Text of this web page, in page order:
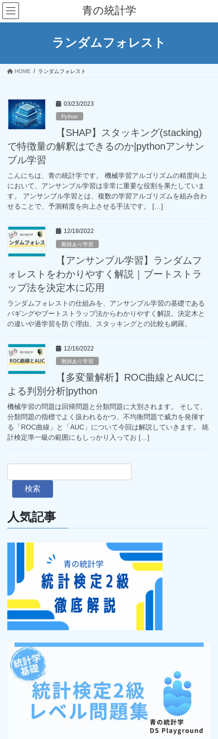
コ
ン
テ
ス
ナ
ビ
ゲ
ン
青の統計学
ランダムフォレスト
HOME ランダムフォレスト
03/23/2023
Python
【SHAP】スタッキング(stacking)
で特徴量の解釈はできるのか|pythonアンサン
ブル学習
こんにちは、青の統計学です。 機械学習アルゴリズムの精度向上
において、アンサンブル学習は非常に重要な役割を果たしていま
す。 アンサンブル学習とは、複数の学習アルゴリズムを組み合わ
せることで、予測精度を向上させる手法です。 […]
12/18/2022
教師あり学習
【アンサンブル学習】ランダムフ
ォレストをわかりやすく解説｜ブートストラ
ップ法を決定木に応用
ランダムフォレストの仕組みを、アンサンブル学習の基礎である
バギングやブートストラップ法からわかりやすく解説。決定木と
の違いや過学習を防ぐ理由、スタッキングとの比較も網羅。
12/16/2022
教師あり学習
【多変量解析】ROC曲線とAUCに
よる判別分析|python
機械学習の問題は回帰問題と分類問題に大別されます。 そして、
分類問題の指標でよく扱われるかつ、不均衡問題で威力を発揮す
る「ROC曲線」と「AUC」について今回は解説していきます。 統
計検定準一級の範囲にもしっかり入ってお […]
検索
人気記事